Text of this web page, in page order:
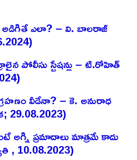
అడిగితే ఎలా? – వి. బాలరాజ్‌
పోలీసు స్టేషన్లు – టి.రోహిత్
వీడేనా? – కె. అనురాధ
29.08.2023)
అగ్ని ప్రమాదాలు మాత్రమే కాదు
, 10.08.2023)